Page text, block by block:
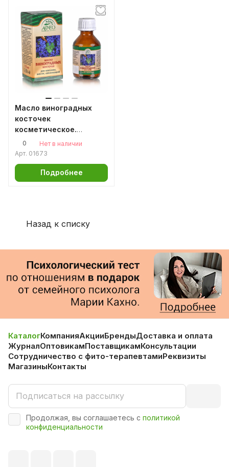
Масло виноградных
косточек
косметическое.
Алтайское
0
Нет в наличии
Арт. 01673
Подробнее
Назад к списку
КаталогКомпанияАкцииБрендыДоставка и оплата
ЖурналОптовикамПоставщикамКонсультации
Сотрудничество с фито-терапевтамиРеквизиты
МагазиныКонтакты
Продолжая, вы соглашаетесь с политикой
конфиденциальности